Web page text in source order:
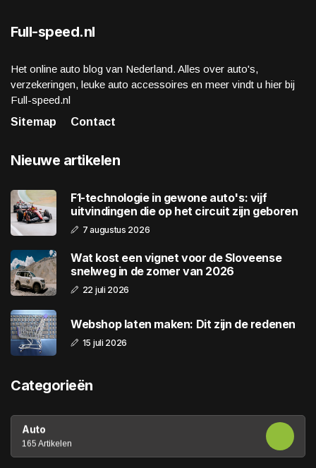
Full-speed.nl
Het online auto blog van Nederland. Alles over auto's,
verzekeringen, leuke auto accessoires en meer vindt u hier bij
Full-speed.nl
Sitemap
Contact
Nieuwe artikelen
F1-technologie in gewone auto's: vijf
uitvindingen die op het circuit zijn geboren
7 augustus 2026
Wat kost een vignet voor de Sloveense
snelweg in de zomer van 2026
22 juli 2026
Webshop laten maken: Dit zijn de redenen
15 juli 2026
Categorieën
Auto
165 Artikelen